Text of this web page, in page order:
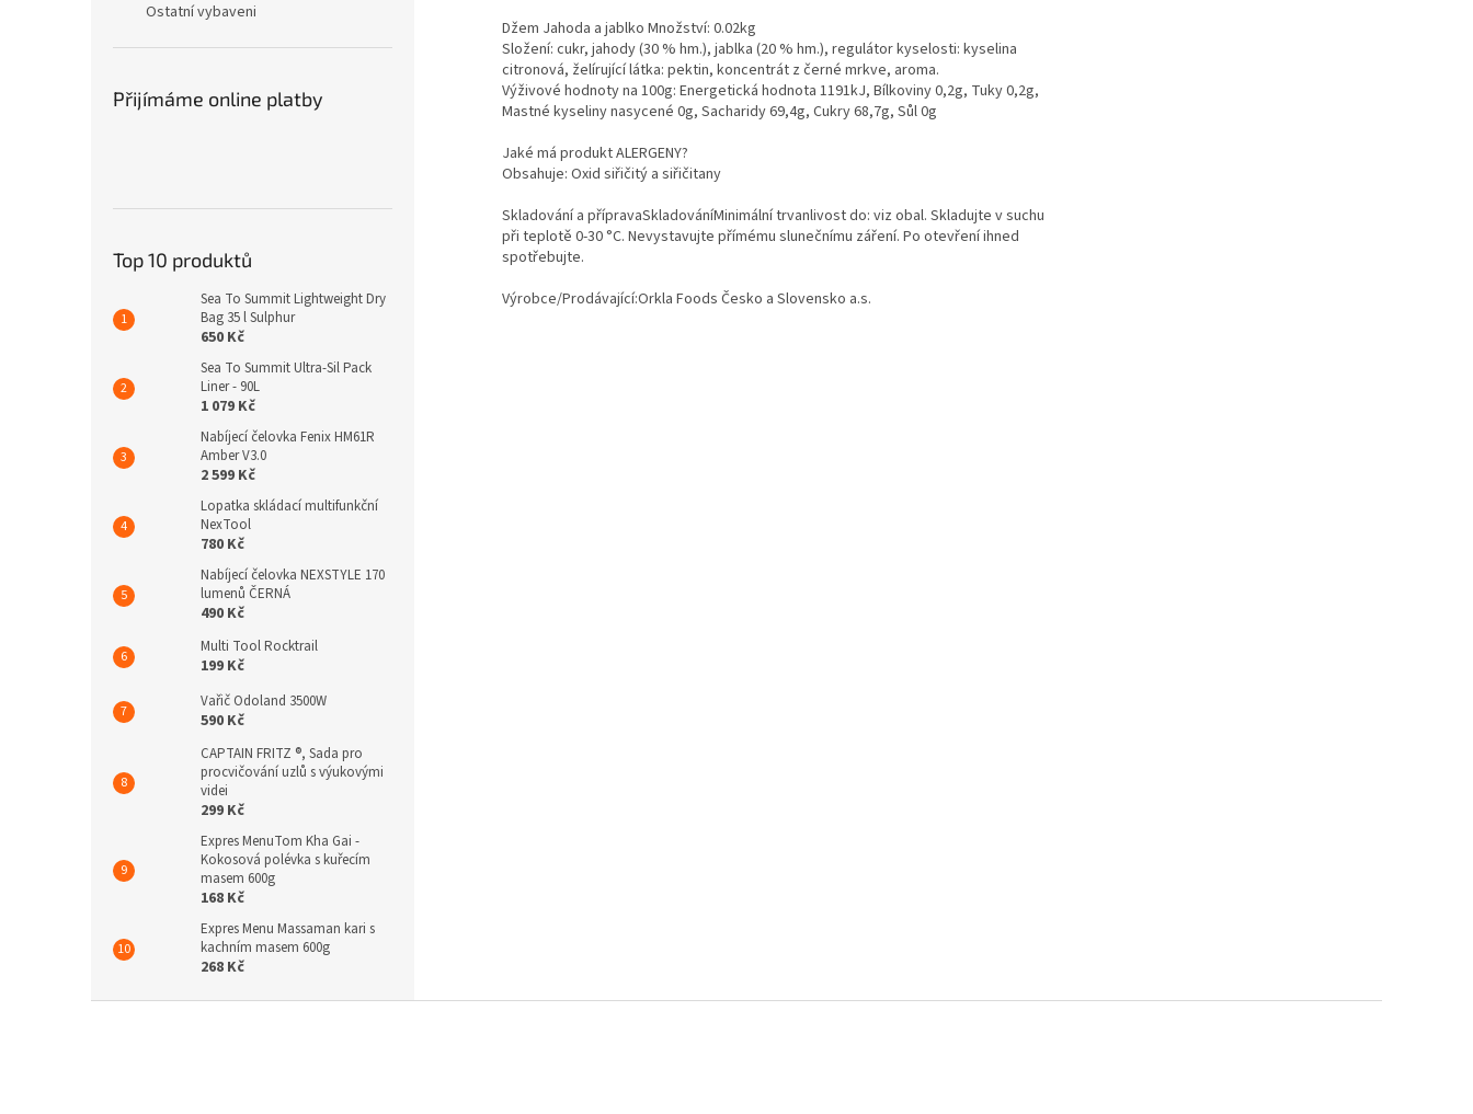
Ostatní vybaveni
Přijímáme online platby
Top 10 produktů
Sea To Summit Lightweight Dry
Bag 35 l Sulphur
650 Kč
Sea To Summit Ultra-Sil Pack
Liner - 90L
1 079 Kč
Nabíjecí čelovka Fenix HM61R
Amber V3.0
2 599 Kč
Lopatka skládací multifunkční
NexTool
780 Kč
Nabíjecí čelovka NEXSTYLE 170
lumenů ČERNÁ
490 Kč
Multi Tool Rocktrail
199 Kč
Vařič Odoland 3500W
590 Kč
CAPTAIN FRITZ ®, Sada pro
procvičování uzlů s výukovými
videi
299 Kč
Expres MenuTom Kha Gai -
Kokosová polévka s kuřecím
masem 600g
168 Kč
Expres Menu Massaman kari s
kachním masem 600g
268 Kč
Džem Jahoda a jablko Množství: 0.02kg
Složení: cukr, jahody (30 % hm.), jablka (20 % hm.), regulátor kyselosti: kyselina
citronová, želírující látka: pektin, koncentrát z černé mrkve, aroma.
Výživové hodnoty na 100g: Energetická hodnota 1191kJ, Bílkoviny 0,2g, Tuky 0,2g,
Mastné kyseliny nasycené 0g, Sacharidy 69,4g, Cukry 68,7g, Sůl 0g
Jaké má produkt ALERGENY?
Obsahuje: Oxid siřičitý a siřičitany
Skladování a přípravaSkladováníMinimální trvanlivost do: viz obal. Skladujte v suchu
při teplotě 0-30 °C. Nevystavujte přímému slunečnímu záření. Po otevření ihned
spotřebujte.
Výrobce/Prodávající:Orkla Foods Česko a Slovensko a.s.